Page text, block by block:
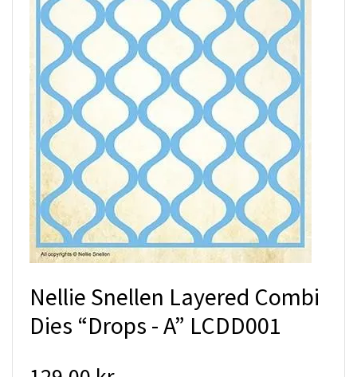
Nellie Snellen Layered Combi
Dies “Drops - A” LCDD001